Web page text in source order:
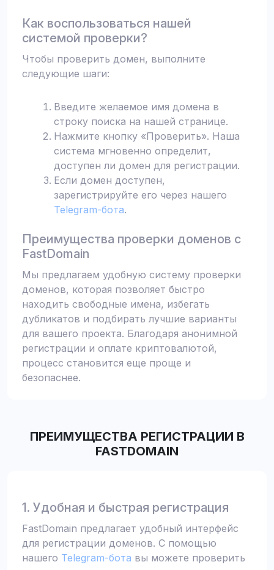
Как воспользоваться нашей
системой проверки?
Чтобы проверить домен, выполните
следующие шаги:
Введите желаемое имя домена в
строку поиска на нашей странице.
Нажмите кнопку «Проверить». Наша
система мгновенно определит,
доступен ли домен для регистрации.
Если домен доступен,
зарегистрируйте его через нашего
Telegram-бота.
Преимущества проверки доменов с
FastDomain
Мы предлагаем удобную систему проверки
доменов, которая позволяет быстро
находить свободные имена, избегать
дубликатов и подбирать лучшие варианты
для вашего проекта. Благодаря анонимной
регистрации и оплате криптовалютой,
процесс становится еще проще и
безопаснее.
ПРЕИМУЩЕСТВА РЕГИСТРАЦИИ В
FASTDOMAIN
1. Удобная и быстрая регистрация
FastDomain предлагает удобный интерфейс
для регистрации доменов. С помощью
нашего Telegram-бота вы можете проверить